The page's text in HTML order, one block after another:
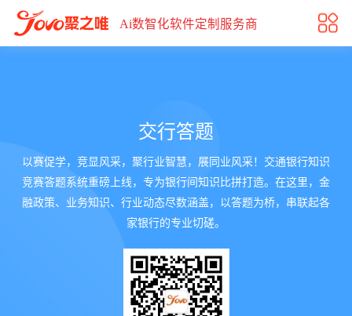
交行答题
Ai数智化软件定制服务商
交行答题
以赛促学，竞显风采，聚行业智慧，展同业风采！交通银行知识
竞赛答题系统重磅上线，专为银行间知识比拼打造。在这里，金
融政策、业务知识、行业动态尽数涵盖，以答题为桥，串联起各
家银行的专业切磋。